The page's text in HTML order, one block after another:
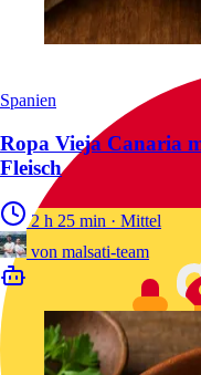
Spanien
Ropa Vieja Canaria
Fleisch
2 h 25 min · Mittel
von malsati-team